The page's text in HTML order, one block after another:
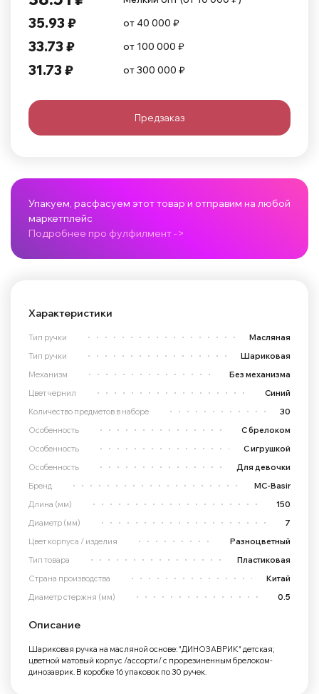
35.93 ₽ от 40 000 ₽
33.73 ₽ от 100 000 ₽
31.73 ₽ от 300 000 ₽
Предзаказ
Упакуем, расфасуем этот товар и отправим на любой
маркетплейс
Подробнее про фулфилмент ->
Характеристики
Тип ручки
Масляная
Тип ручки
Шариковая
Механизм
Без механизма
Цвет чернил
Синий
Количество предметов в наборе
30
Особенность
С брелоком
Особенность
С игрушкой
Особенность
Для девочки
Бренд
MC-Basir
Длина (мм)
150
Диаметр (мм)
7
Цвет корпуса / изделия
Разноцветный
Тип товара
Пластиковая
Страна производства
Китай
Диаметр стержня (мм)
0.5
Описание
Шариковая ручка на масляной основе: "ДИНОЗАВРИК" детская;
цветной матовый корпус /ассорти/ с прорезиненным брелоком-
динозаврик. В коробке 16 упаковок по 30 ручек.